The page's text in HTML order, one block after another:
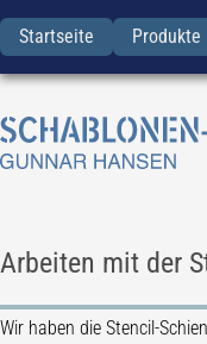
Startseite Produkte
Arbeiten mit der
Wir haben die Stencil-